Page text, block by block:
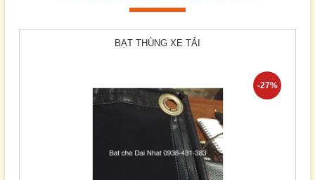
BẠT THÙNG XE TẢI
-27%